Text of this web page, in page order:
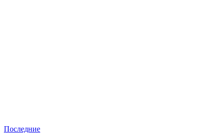
Последние